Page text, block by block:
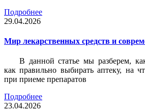
Подробнее
29.04.2026
Мир лекарственных средств и
В данной статье мы разберем,
как правильно выбирать аптеку, на
при приеме препаратов
Подробнее
23.04.2026